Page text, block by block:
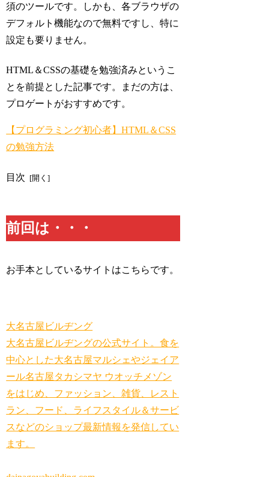
須のツールです。しかも、各ブラウザの
デフォルト機能なので無料ですし、特に
設定も要りません。
HTML＆CSSの基礎を勉強済みというこ
とを前提とした記事です。まだの方は、
プロゲートがおすすめです。
【プログラミング初心者】HTML＆CSS
の勉強方法
目次
前回は・・・
お手本としているサイトはこちらです。
大名古屋ビルヂング
大名古屋ビルヂングの公式サイト。食を
中心とした大名古屋マルシェやジェイア
ール名古屋タカシマヤ ウオッチメゾン
をはじめ、ファッション、雑貨、レスト
ラン、フード、ライフスタイル＆サービ
スなどのショップ最新情報を発信してい
ます。